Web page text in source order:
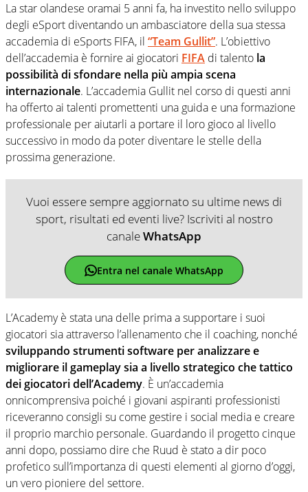
La star olandese oramai 5 anni fa, ha investito nello sviluppo
degli eSport diventando un ambasciatore della sua stessa
accademia di eSports FIFA, il “Team Gullit”. L’obiettivo
dell’accademia è fornire ai giocatori FIFA di talento la
possibilità di sfondare nella più ampia scena
internazionale. L’accademia Gullit nel corso di questi anni
ha offerto ai talenti promettenti una guida e una formazione
professionale per aiutarli a portare il loro gioco al livello
successivo in modo da poter diventare le stelle della
prossima generazione.
Vuoi essere sempre aggiornato su ultime news di
sport, risultati ed eventi live? Iscriviti al nostro
canaleWhatsApp
Entra nel canale WhatsApp
L’Academy è stata una delle prima a supportare i suoi
giocatori sia attraverso l’allenamento che il coaching, nonché
sviluppando strumenti software per analizzare e
migliorare il gameplay sia a livello strategico che tattico
dei giocatori dell’Academy. È un’accademia
onnicomprensiva poiché i giovani aspiranti professionisti
riceveranno consigli su come gestire i social media e creare
il proprio marchio personale. Guardando il progetto cinque
anni dopo, possiamo dire che Ruud è stato a dir poco
profetico sull’importanza di questi elementi al giorno d’oggi,
un vero pioniere del settore.